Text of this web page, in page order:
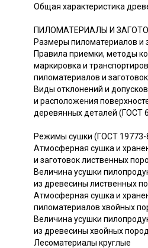
Общая характеристика
ПИЛОМАТЕРИАЛЫ И
Размеры пиломатериалов и
Правила приемки, методы
маркировка и
пиломатериалов и
Виды отклонений и
и расположения
деревянных деталей (ГОСТ
Режимы сушки (ГОСТ 19773-
Атмосферная сушка и
и заготовок лиственных
Величина усушки
из древесины лиственных
Атмосферная сушка и
пиломатериалов хвойных
Величина усушки
из древесины хвойных
Лесоматериалы круглые